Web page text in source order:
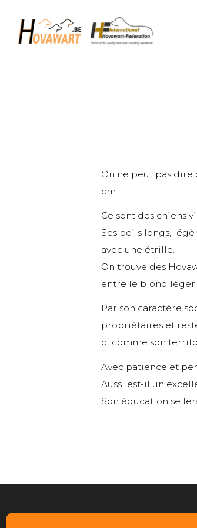
Hovawart
Belgische Hovawart Club
Élevage et
portées
On ne peut pas dire
cm.
Ce sont des chiens
Ses poils longs,
avec une étrille.
On trouve des
entre le blond léger
Par son caractère
propriétaires et
ci comme son
Avec patience et
Aussi est-il un
Son éducation se